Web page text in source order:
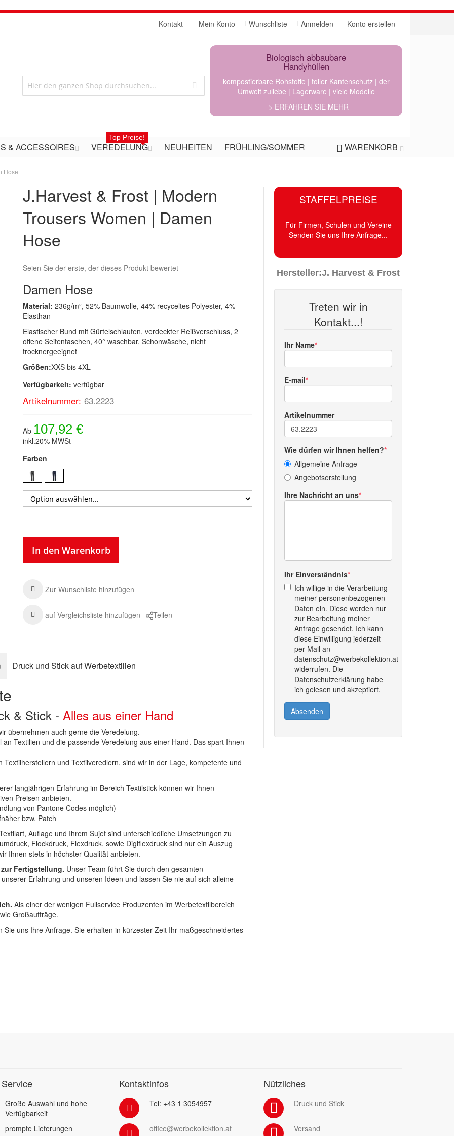
Mein Konto Wunschliste Anmelden Konto erstellen
Kontakt
Biologisch abbaubare
Handyhüllen
kompostierbare Rohstoffe | toller Kantenschutz | der
Umwelt zuliebe | Lagerware | viele Modelle
--> ERFAHREN SIE MEHR
WARENKORB
& ACCESSOIRES VEREDELUNG
Top Preise!
NEUHEITEN FRÜHLING/SOMMER
Hose
J.Harvest & Frost | Modern
Trousers Women | Damen
Hose
Seien Sie der erste, der dieses Produkt bewertet
Damen Hose
Material:236g/m², 52% Baumwolle, 44% recyceltes Polyester, 4%
Elasthan
Elastischer Bund mit Gürtelschlaufen, verdeckter Reißverschluss, 2
offene Seitentaschen, 40° waschbar, Schonwäsche, nicht
trocknergeeignet
Größen:XXS bis 4XL
Verfügbarkeit: verfügbar
Artikelnummer: 63.2223
Ab 107,92 €
inkl.20% MWSt
Farben
In den Warenkorb
Zur Wunschliste hinzufügen
auf Vergleichsliste hinzufügen Teilen
STAFFELPREISE
Für Firmen, Schulen und Vereine
Senden Sie uns Ihre Anfrage...
Hersteller:J. Harvest & Frost
Treten wir in
Kontakt...!
Ihr Name
E-mail
Artikelnummer
Wie dürfen wir Ihnen helfen?
Allgemeine Anfrage
Angebotserstellung
Ihre Nachricht an uns
Ihr Einverständnis
Ich willige in die Verarbeitung
meiner personenbezogenen
Daten ein. Diese werden nur
zur Bearbeitung meiner
Anfrage gesendet. Ich kann
diese Einwilligung jederzeit
per Mail an
datenschutz@werbekollektion.at
widerrufen. Die
Datenschutzerklärung habe
ich gelesen und akzeptiert.
Absenden
Druck und Stick auf Werbetextilien
& Stick -Alles aus einer Hand
übernehmen auch gerne die Veredelung.
Textilien und die passende Veredelung aus einer Hand. Das spart Ihnen
und Textilveredlern, sind wir in der Lage, kompetente und
langjährigen Erfahrung im Bereich Textilstick können wir Ihnen
Preisen anbieten.
von Pantone Codes möglich)
bzw. Patch
Auflage und Ihrem Sujet sind unterschiedliche Umsetzungen zu
Flockdruck, Flexdruck, sowie Digiflexdruck sind nur ein Auszug
Ihnen stets in höchster Qualität anbieten.
Fertigstellung. Unser Team führt Sie durch den gesamten
Erfahrung und unseren Ideen und lassen Sie nie auf sich alleine
Als einer der wenigen Fullservice Produzenten im Werbetextilbereich
Großaufträge.
uns Ihre Anfrage. Sie erhalten in kürzester Zeit Ihr maßgeschneidertes
Große Auswahl und hohe
Verfügbarkeit
prompte Lieferungen
Kontaktinfos
Tel: +43 1 3054957
office@werbekollektion.at
Nützliches
Druck und Stick
Versand